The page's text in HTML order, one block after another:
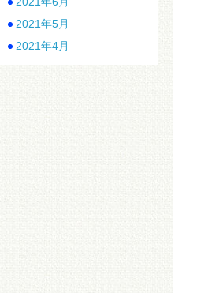
2021年5月
2021年4月